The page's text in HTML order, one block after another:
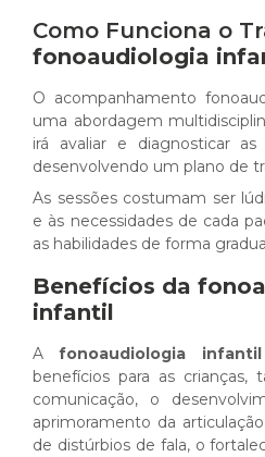
Como Funciona o
fonoaudiologia
O acompanhamento
uma abordagem
irá avaliar e diagnosticar as
desenvolvendo um plano de
As sessões costumam ser
e às necessidades de cada
as habilidades de forma
Benefícios da
infantil
Afonoaudiologia infantil
benefícios para as crianças,
comunicação, o
aprimoramento da
de distúrbios de fala, o